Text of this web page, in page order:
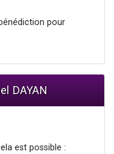
pour
DAYAN
est possible :